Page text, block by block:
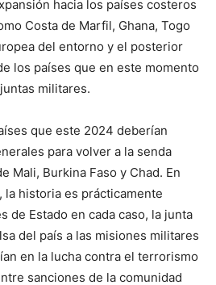
hacia los países costeros
Costa de Marfil, Ghana, Togo
del entorno y el posterior
los países que en este momento
militares.
que este 2024 deberían
para volver a la senda
Mali, Burkina Faso y Chad. En
la historia es prácticamente
de Estado en cada caso, la junta
del país a las misiones militares
en la lucha contra el terrorismo
sanciones de la comunidad